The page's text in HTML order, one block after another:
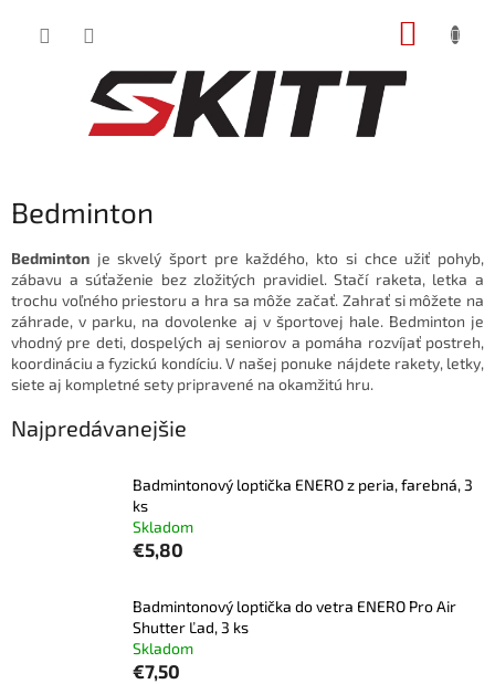
Bedminton
Bedminton je skvelý šport pre každého, kto si chce užiť pohyb,
zábavu a súťaženie bez zložitých pravidiel. Stačí raketa, letka a
trochu voľného priestoru a hra sa môže začať. Zahrať si môžete na
záhrade, v parku, na dovolenke aj v športovej hale. Bedminton je
vhodný pre deti, dospelých aj seniorov a pomáha rozvíjať postreh,
koordináciu a fyzickú kondíciu. V našej ponuke nájdete rakety, letky,
siete aj kompletné sety pripravené na okamžitú hru.
Najpredávanejšie
Badmintonový loptička ENERO z peria, farebná, 3
ks
Skladom
€5,80
Badmintonový loptička do vetra ENERO Pro Air
Shutter Ľad, 3 ks
Skladom
€7,50